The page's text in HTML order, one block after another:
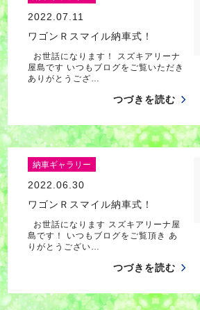
2022.07.11
ワゴンＲスマイル納車式！
お世話になります！ スズキアリーナ
屋島です いつもブログをご覧いただき
ありがとうござ…
つづきを読む
納車ギャラリー
2022.06.30
ワゴンＲスマイル納車式！
お世話になります スズキアリーナ屋
島です！ いつもブログをご覧頂き あ
りがとうござい…
つづきを読む